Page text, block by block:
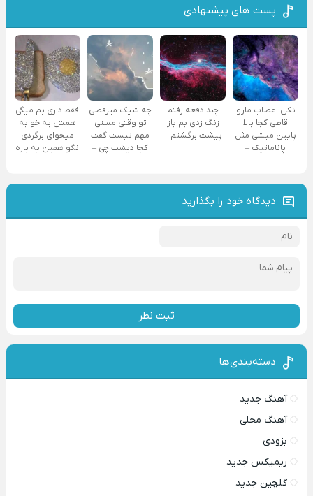
پست های پیشنهادی
نکن اعصاب مارو
قاطی کجا بالا
پایین میشی مثل
پاناماتیک –
چند دفعه رفتم
زنگ زدی بم باز
پیشت برگشتم –
چه شیک میرقصی
تو وقتی مستی
مهم نیست گفت
کجا دیشب چی –
فقط داری بم میگی
همش یه خوابه
میخوای برگردی
نگو همین یه باره
–
دیدگاه خود را بگذارید
ثبت نظر
دسته‌بندی‌ها
آهنگ جدید
آهنگ محلی
بزودی
ریمیکس جدید
گلچین جدید